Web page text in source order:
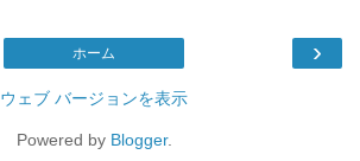
›
ホーム
ウェブ バージョンを表示
Powered by Blogger.